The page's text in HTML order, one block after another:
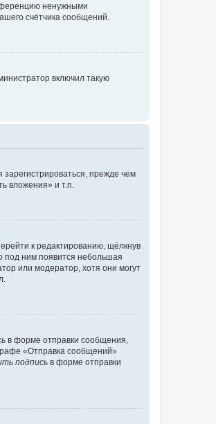
ненужными
счётчика сообщений.
включил такую
прежде чем
вложения» и т.п.
к редактированию, щёлкнув
под ним появится небольшая
или модератор, хотя они могут
в форме отправки сообщения,
«Отправка сообщений»
подпись в форме отправки